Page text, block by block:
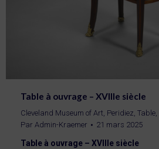
Table à ouvrage – XVIIIe siècle
Cleveland Museum of Art, Peridiez, Table,
Par Admin-Kraemer 21 mars 2025
Table à ouvrage – XVIIIe siècle